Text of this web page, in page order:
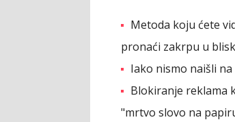
Metoda koju ćete
pronaći zakrpu u
Iako nismo naišli
Blokiranje reklama
"mrtvo slovo na